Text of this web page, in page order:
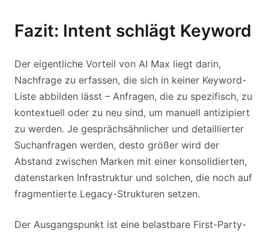
Fazit: Intent schlägt Keyword
Der eigentliche Vorteil von AI Max liegt darin,
Nachfrage zu erfassen, die sich in keiner Keyword-
Liste abbilden lässt – Anfragen, die zu spezifisch, zu
kontextuell oder zu neu sind, um manuell antizipiert
zu werden. Je gesprächsähnlicher und detaillierter
Suchanfragen werden, desto größer wird der
Abstand zwischen Marken mit einer konsolidierten,
datenstarken Infrastruktur und solchen, die noch auf
fragmentierte Legacy-Strukturen setzen.
Der Ausgangspunkt ist eine belastbare First-Party-